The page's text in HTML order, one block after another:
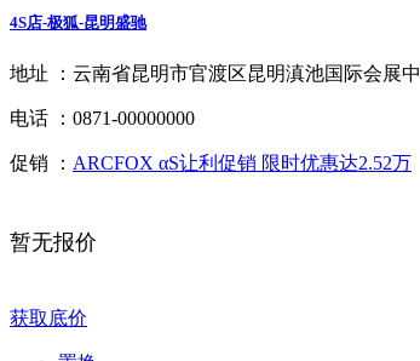
4S店-极狐-昆明盛驰
地址 ： 云南省昆明市官渡区昆明滇池国际会展
电话 ： 0871-00000000
促销 ： ARCFOX αS让利促销 限时优惠达2.52万
暂无报价
获取底价